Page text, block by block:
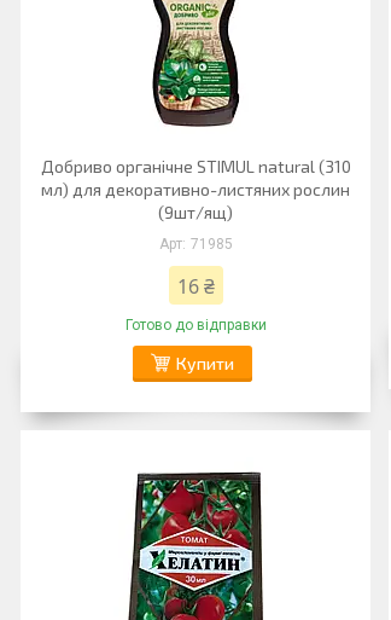
Добриво органічне STIMUL natural (310
мл) для декоративно-листяних рослин
(9шт/ящ)
71985
16 ₴
Готово до відправки
Купити